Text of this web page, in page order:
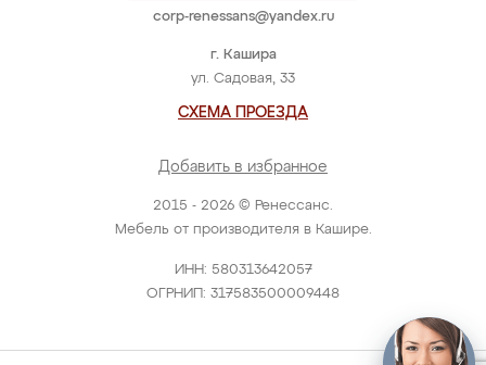
2015 - 2026 © Ренессанс.
Мебель от производителя в Кашире.
ИНН: 580313642057
ОГРНИП: 317583500009448
г. Кашира
ул. Садовая, 33
СХЕМА ПРОЕЗДА
Добавить в избранное
corp-renessans@yandex.ru